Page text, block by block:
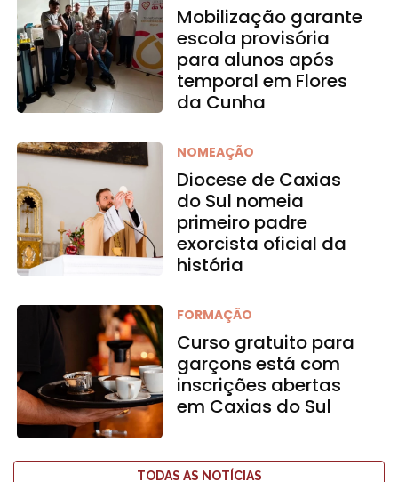
Mobilização garante
escola provisória
para alunos após
temporal em Flores
da Cunha
NOMEAÇÃO
Diocese de Caxias
do Sul nomeia
primeiro padre
exorcista oficial da
história
FORMAÇÃO
Curso gratuito para
garçons está com
inscrições abertas
em Caxias do Sul
TODAS AS NOTÍCIAS